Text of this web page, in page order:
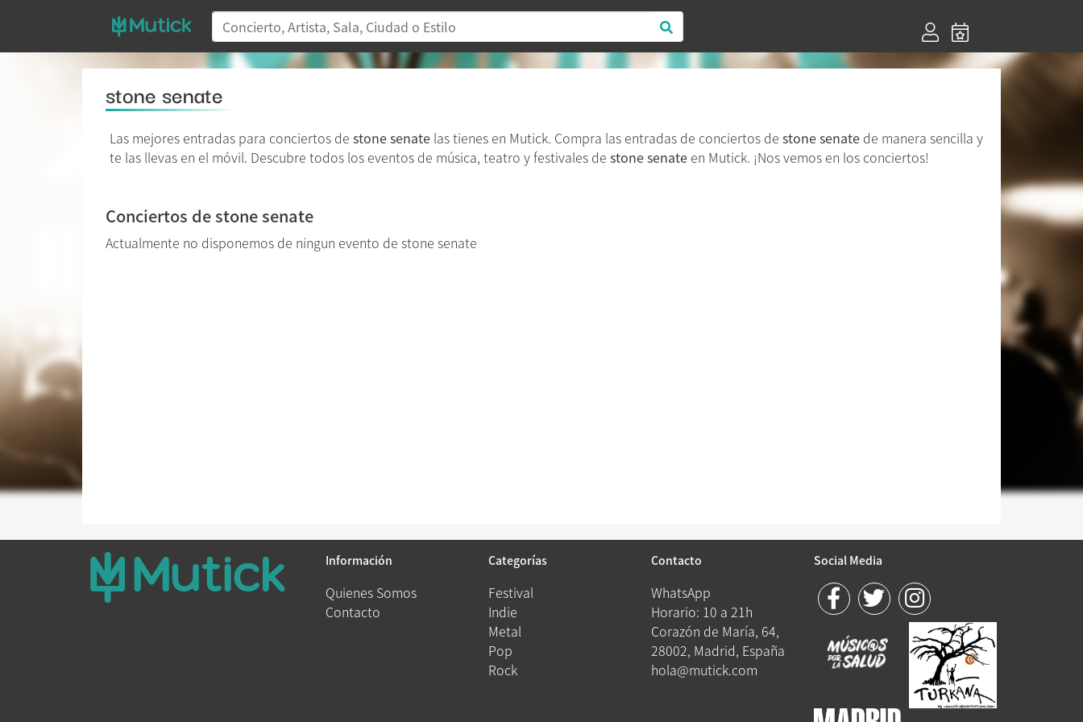
stone senate
Las mejores entradas para conciertos de stone senate las tienes en Mutick. Compra las entradas de conciertos de stone senate de manera sencilla y
te las llevas en el móvil. Descubre todos los eventos de música, teatro y festivales de stone senate en Mutick. ¡Nos vemos en los conciertos!
Conciertos de stone senate
Actualmente no disponemos de ningun evento de stone senate
Información
Quienes Somos
Contacto
Categorías
Festival
Indie
Metal
Pop
Rock
Contacto
WhatsApp
Horario: 10 a 21h
Corazón de María, 64,
28002, Madrid, España
hola@mutick.com
Social Media